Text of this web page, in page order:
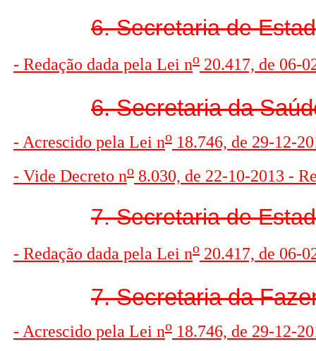
6. Secretaria de
- Redação dada pela Lei no 20.417, de 06-
6. Secretaria da
- Acrescido pela Lei no 18.746, de 29-12-
- Vide Decreto no 8.030, de 22-10-2013 -
7. Secretaria de
- Redação dada pela Lei no 20.417, de 06-
7. Secretaria da
- Acrescido pela Lei no 18.746, de 29-12-